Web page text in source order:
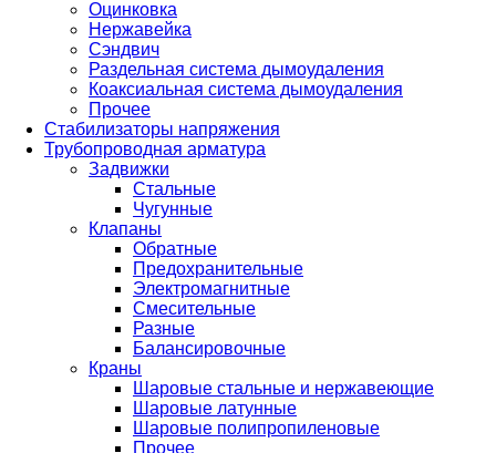
Оцинковка
Нержавейка
Сэндвич
Раздельная система дымоудаления
Коаксиальная система дымоудаления
Прочее
Стабилизаторы напряжения
Трубопроводная арматура
Задвижки
Стальные
Чугунные
Клапаны
Обратные
Предохранительные
Электромагнитные
Смесительные
Разные
Балансировочные
Краны
Шаровые стальные и нержавеющие
Шаровые латунные
Шаровые полипропиленовые
Прочее